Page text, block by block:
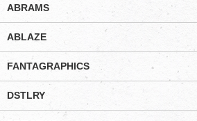
ABRAMS
ABLAZE
FANTAGRAPHICS
DSTLRY